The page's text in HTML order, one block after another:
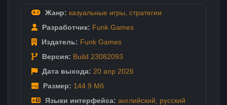
Жанр: казуальные игры стратегии
Разработчик: Funk Games
Издатель: Funk Games
Версия: Build 23082093
Дата выхода: 20 апр 2026
Размер: 144.9 Мб
Языки интерфейса: английский русский